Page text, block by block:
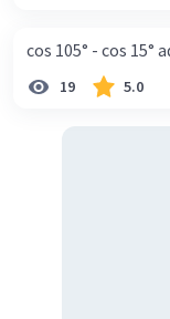
cos 105° - cos 15°
19 5.0